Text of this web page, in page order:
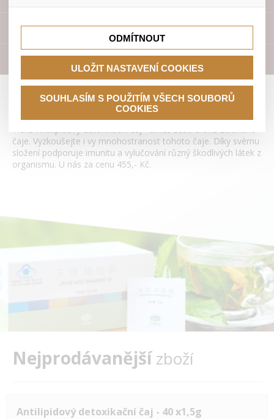
Přístroje
Antilipidový detoxikační čaj Tianshi
Tiens Antilipidový detoxikační čaj - směs šesti druhů zeleného
čaje. Vyzkoušejte i vy mnohostranost tohoto čaje. Díky svému
složení podporuje imunitu a vylučování různý škodlivých látek z
organismu. U nás za cenu 455,- Kč.
Nejprodávanějšízboží
Antilipidový detoxikační čaj - 40 x1,5g
se nevhodným doporučením produktů či jiným
nedůležitým nabídkám.
marketingové kampaně.
ODMÍTNOUT
ULOŽIT NASTAVENÍ COOKIES
SOUHLASÍM S POUŽITÍM VŠECH SOUBORŮ
COOKIES